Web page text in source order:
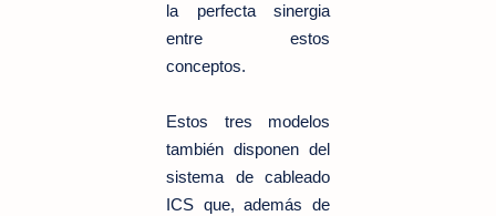
la perfecta sinergia
entre estos
conceptos.
Estos tres modelos
también disponen del
sistema de cableado
ICS que, además de